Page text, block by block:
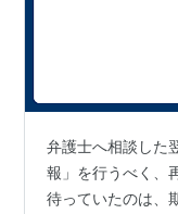
弁護士へ相談した
報」を行うべく、
待っていたのは、